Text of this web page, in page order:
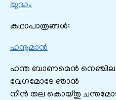
യുദ്ധം
കഥാപാത്രങ്ങൾ:
ഹനൂമാൻ
ഹന്ത ബാണമെൻ
വേഗമോടേ ഞാൻ
നിന്‍ തല കൊയ്തു